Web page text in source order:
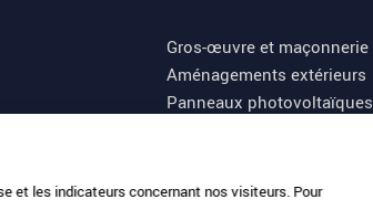
Gros-œuvre et maçonnerie
Aménagements extérieurs
Panneaux photovoltaïques
et les indicateurs concernant nos visiteurs. Pour